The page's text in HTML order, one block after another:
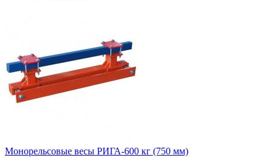
Монорельсовые весы РИГА-600 кг (750 мм)